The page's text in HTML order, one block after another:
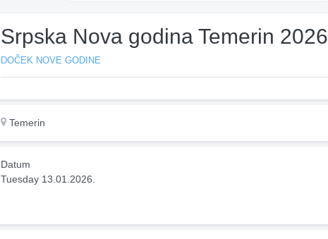
Srpska Nova godina Temerin 2026
DOČEK NOVE GODINE
Temerin
Datum
Tuesday 13.01.2026.